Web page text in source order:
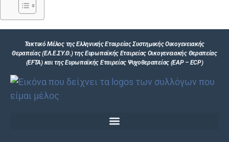
Τακτικό Μέλος της Ελληνικής Εταιρείας Συστημικής Οικογενειακής
Θεραπείας (ΕΛ.Ε.ΣΥ.Θ.) της Ευρωπαϊκής Εταιρείας Οικογενειακής Θεραπείας
(EFTA) και της Ευρωπαϊκής Εταιρείας Ψυχοθεραπείας (EAP – ECP)